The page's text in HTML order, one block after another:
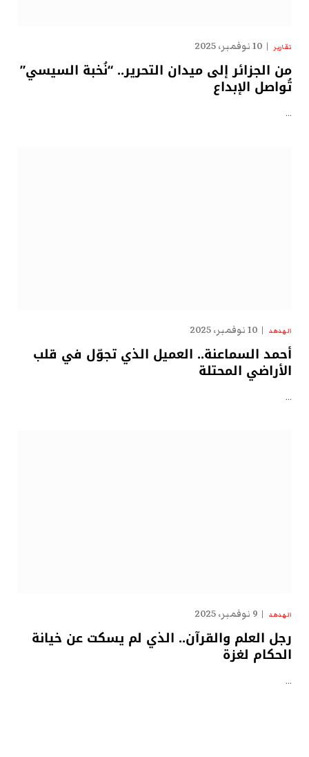
تقارير 10 نوفمبر، 2025
من الجزائر إلى ميدان التحرير.. “نُخبة السيسي”
تُواصل الإبداع
…
الهدهد 10 نوفمبر، 2025
أحمد السماعنة.. العميل الذي تجوّل في قلب
الأراضي المحتلة
…
الهدهد 9 نوفمبر، 2025
رجل العلم والقرآن.. الذي لم يسكت عن خيانة
الحكام لغزة
…